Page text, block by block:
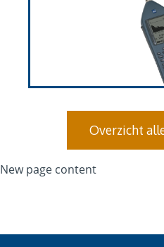
Overzicht
New page content